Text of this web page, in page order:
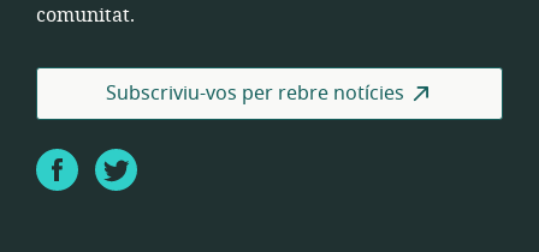
comunitat.
Subscriviu-vos per rebre notícies
FacebookTwitter